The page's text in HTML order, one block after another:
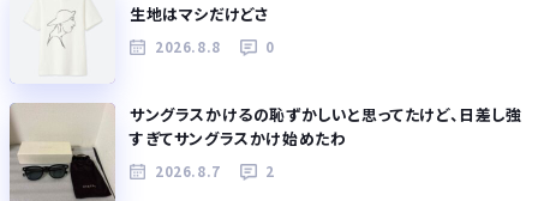
生地はマシだけどさ
2026.8.8 0
サングラスかけるの恥ずかしいと思ってたけど、日差し強
すぎてサングラスかけ始めたわ
2026.8.7 2